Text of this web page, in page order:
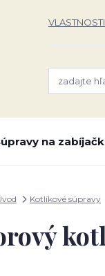
na
Kotlíkové súpravy